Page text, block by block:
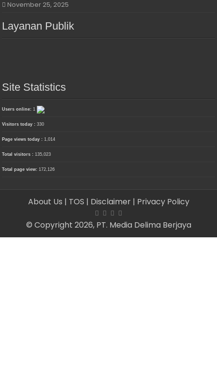
November 25, 2025
Layanan Publik
Site Statistics
Users online:1
Visitors today :330
Page views today :1,014
Total visitors :135,023
Total page view:172,126
About Us | TOS | Disclaimer | Privacy Policy
© Copyright 2026, PT. Media Delima Berjaya